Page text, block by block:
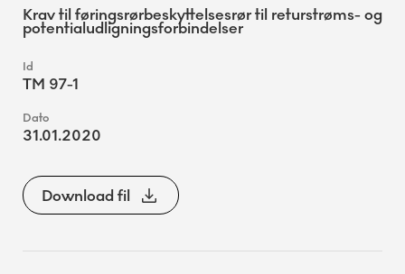
Krav til føringsrørbeskyttelsesrør til returstrøms- og
potentialudligningsforbindelser
TM 97-1
31.01.2020
Download fil